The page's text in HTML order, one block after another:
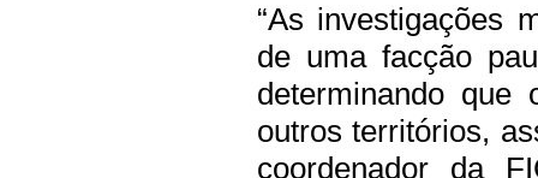
“As investigações
de uma facção
determinando que
outros territórios,
coordenador da